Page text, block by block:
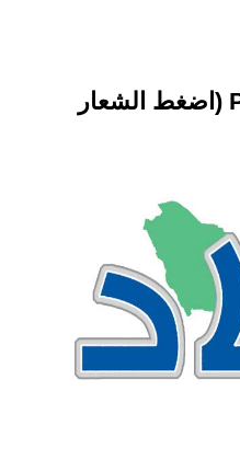
الاصدارات السابقة PDF (اضغط الشعار